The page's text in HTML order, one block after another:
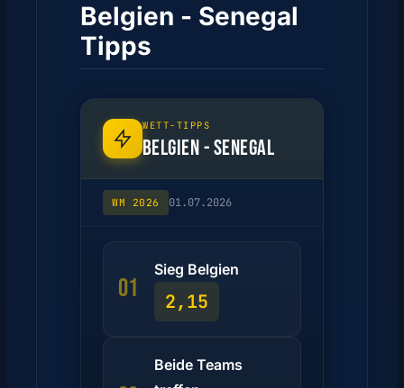
Belgien - Senegal
Tipps
WETT-TIPPS
BELGIEN - SENEGAL
WM 2026 01.07.2026
01
Sieg Belgien
2,15
Beide Teams